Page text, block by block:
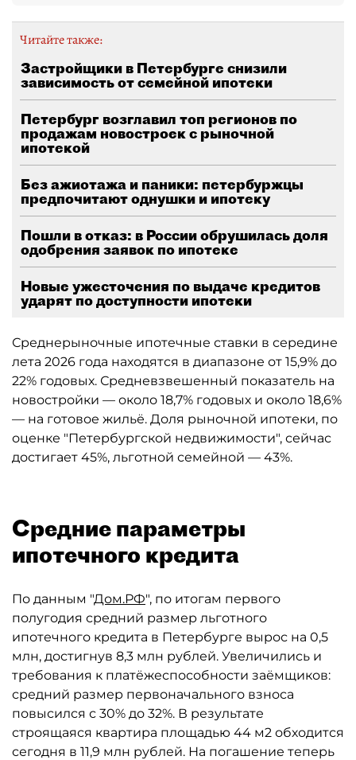
Читайте также:
Застройщики в Петербурге снизили
зависимость от семейной ипотеки
Петербург возглавил топ регионов по
продажам новостроек с рыночной
ипотекой
Без ажиотажа и паники: петербуржцы
предпочитают однушки и ипотеку
Пошли в отказ: в России обрушилась доля
одобрения заявок по ипотеке
Новые ужесточения по выдаче кредитов
ударят по доступности ипотеки
Среднерыночные ипотечные ставки в середине
лета 2026 года находятся в диапазоне от 15,9% до
22% годовых. Средневзвешенный показатель на
новостройки — около 18,7% годовых и около 18,6%
— на готовое жильё. Доля рыночной ипотеки, по
оценке "Петербургской недвижимости", сейчас
достигает 45%, льготной семейной — 43%.
Средние параметры
ипотечного кредита
По данным "Дом.РФ", по итогам первого
полугодия средний размер льготного
ипотечного кредита в Петербурге вырос на 0,5
млн, достигнув 8,3 млн рублей. Увеличились и
требования к платёжеспособности заёмщиков:
средний размер первоначального взноса
повысился с 30% до 32%. В результате
строящаяся квартира площадью 44 м2 обходится
сегодня в 11,9 млн рублей. На погашение теперь